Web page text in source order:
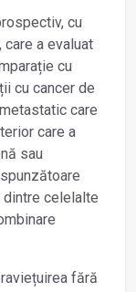
cu
a evaluat
cu
cu cancer de
care
care a
sau
dintre celelalte
fără